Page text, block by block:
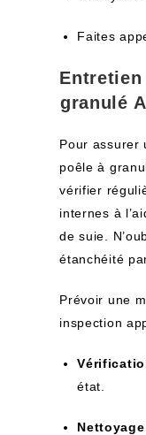
Faites
⁢granulé
Pour assurer
poêle à
vérifier
internes à
de suie.
étanchéité
Prévoir une
inspection
état.